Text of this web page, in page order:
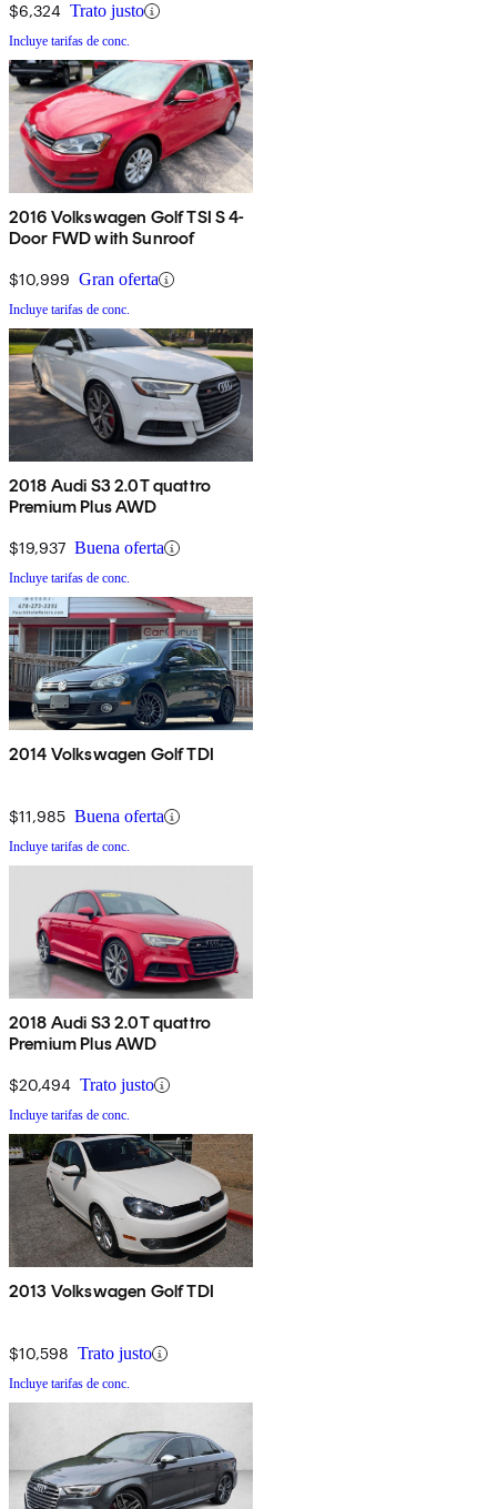
$6,324 Trato justo
Incluye tarifas de conc.
2016 Volkswagen Golf TSI S 4-
Door FWD with Sunroof
$10,999 Gran oferta
Incluye tarifas de conc.
2018 Audi S3 2.0T quattro
Premium Plus AWD
$19,937 Buena oferta
Incluye tarifas de conc.
2014 Volkswagen Golf TDI
$11,985 Buena oferta
Incluye tarifas de conc.
2018 Audi S3 2.0T quattro
Premium Plus AWD
$20,494 Trato justo
Incluye tarifas de conc.
2013 Volkswagen Golf TDI
$10,598 Trato justo
Incluye tarifas de conc.